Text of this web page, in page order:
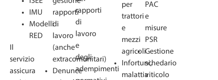
IMU
Modelli
RED
Il
servizio
assicura
rapporti
di
lavoro
(anche
extracomunitari)
Denunce
rapporti
di
lavoro
e
degli
adempimenti
per
trattori
e
mezzi
agricoli
Infortuni,
malattia
PAC
e
misure
PSR
Gestione
schedario
viticolo